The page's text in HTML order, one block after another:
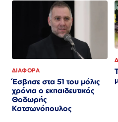
ΔΙΑΦΟΡΑ
Έσβησε στα 51 του μόλις
χρόνια ο εκπαιδευτικός
Θοδωρής
Κατσωνόπουλος